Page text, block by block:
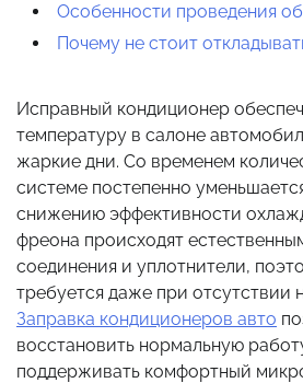
Особенности проведения
Почему не стоит
Исправный кондиционер
температуру в салоне
жаркие дни. Со временем
системе постепенно
снижению эффективности
фреона происходят
соединения и уплотнители,
требуется даже при отсутствии
Заправка кондиционеров авто
восстановить нормальную
поддерживать комфортный